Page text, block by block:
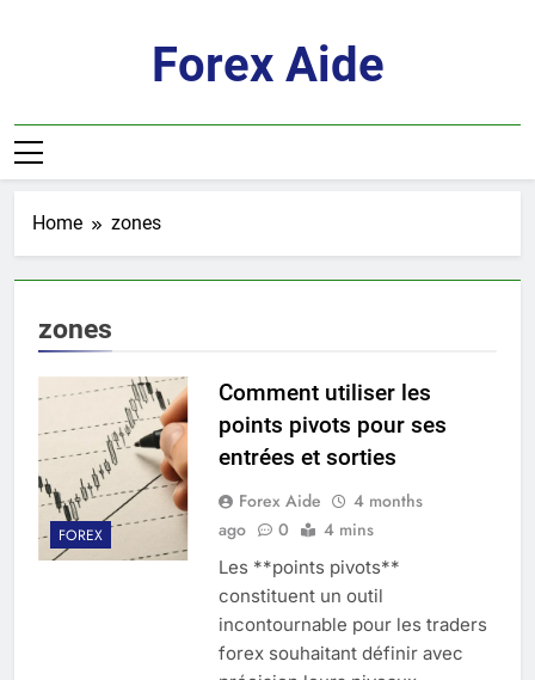
Forex Aide
Home zones
zones
FOREX
Comment utiliser les
points pivots pour ses
entrées et sorties
Forex Aide
4 months
ago
0 4 mins
Les **points pivots**
constituent un outil
incontournable pour les traders
forex souhaitant définir avec